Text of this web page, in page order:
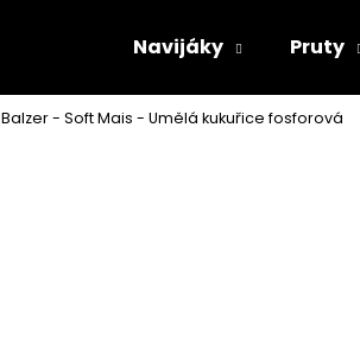
Navijáky Pruty
Balzer - Soft Mais - Umělá kukuřice fosforová